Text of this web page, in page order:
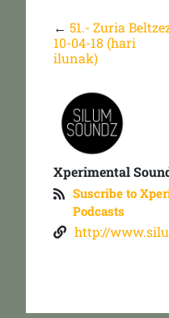
← 51.- Zuria
10-04-18 (hari
ilunak)
Xperimental
Suscribe to
Podcasts
http://